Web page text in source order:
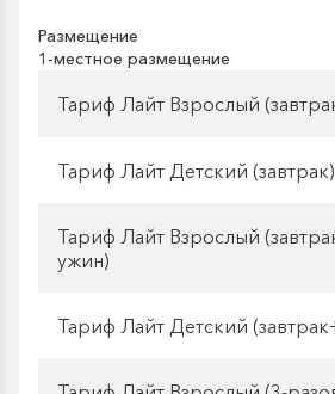
Размещение
1-местное размещение
Тариф Лайт Взрослый
Тариф Лайт Детский (завтрак)
Тариф Лайт Взрослый
ужин)
Тариф Лайт Детский